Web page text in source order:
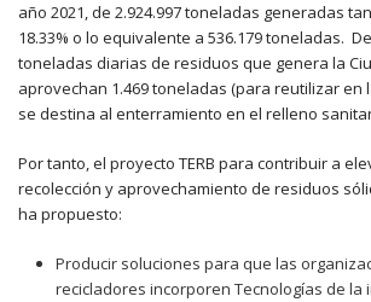
año 2021, de 2.924.997 toneladas generadas
18.33% o lo equivalente a 536.179 toneladas.
toneladas diarias de residuos que genera la
aprovechan 1.469 toneladas (para reutilizar en
se destina al enterramiento en el relleno
Por tanto, el proyecto TERB para contribuir a
recolección y aprovechamiento de residuos
ha propuesto:
Producir soluciones para que las
recicladores incorporen Tecnologías de la